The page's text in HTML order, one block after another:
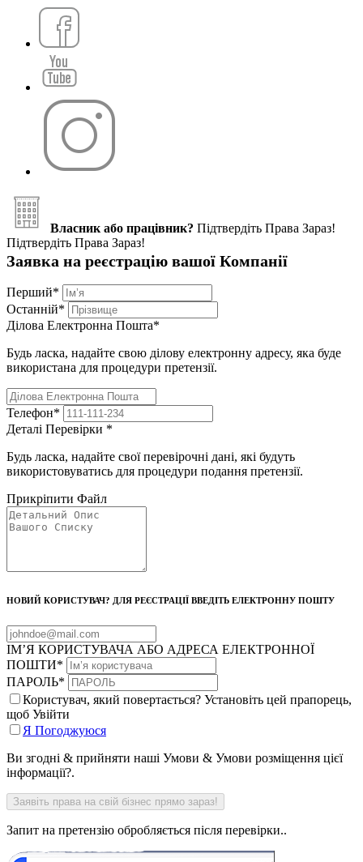
Власник або працівник? Підтвердіть Права Зараз!
Підтвердіть Права Зараз!
Заявка на реєстрацію вашої Компанії
Перший*
Останній*
Ділова Електронна Пошта*
Будь ласка, надайте свою ділову електронну адресу, яка буде
використана для процедури претензії.
Телефон*
Деталі Перевірки *
Будь ласка, надайте свої перевірочні дані, які будуть
використовуватись для процедури подання претензії.
Прикріпити Файл
НОВИЙ КОРИСТУВАЧ? ДЛЯ РЕЄСТРАЦІЇ ВВЕДІТЬ ЕЛЕКТРОННУ ПОШТУ
ІМ’Я КОРИСТУВАЧА АБО АДРЕСА ЕЛЕКТРОННОЇ
ПОШТИ*
ПАРОЛЬ*
Користувач, який повертається? Установіть цей прапорець,
щоб Увійти
Я Погоджуюся
Ви згодні & прийняти наші Умови & Умови розміщення цієї
інформації?.
Запит на претензію обробляється після перевірки..